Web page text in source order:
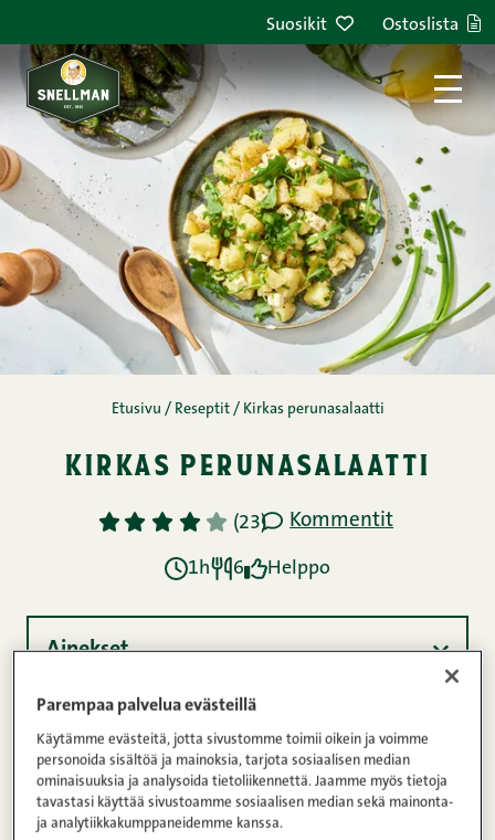
Suosikit Ostoslista
Etusivu / Reseptit / Kirkas perunasalaatti
kirkas perunasalaatti
1 2 3 4 5 (23) Kommentit
1h 6 Helppo
Ainekset
Ohje
Ravintosisältö
Parempaa palvelua evästeillä
Käytämme evästeitä, jotta sivustomme toimii oikein ja voimme
personoida sisältöä ja mainoksia, tarjota sosiaalisen median
ominaisuuksia ja analysoida tietoliikennettä. Jaamme myös tietoja
tavastasi käyttää sivustoamme sosiaalisen median sekä mainonta-
ja analytiikkakumppaneidemme kanssa.